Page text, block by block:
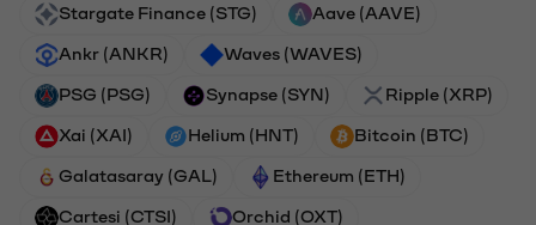
Stargate Finance (STG) Aave (AAVE)
Ankr (ANKR) Waves (WAVES)
PSG (PSG) Synapse (SYN) Ripple (XRP)
Xai (XAI) Helium (HNT) Bitcoin (BTC)
Galatasaray (GAL) Ethereum (ETH)
Cartesi (CTSI) Orchid (OXT)